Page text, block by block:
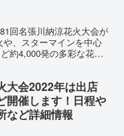
回名張川納涼花火大会が
、スターマインを中心
約4,000発の多彩な花火
大会2022年は出店
開催します！日程や
など詳細情報